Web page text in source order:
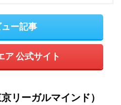
ュー記事
ア 公式サイト
リーガルマインド）